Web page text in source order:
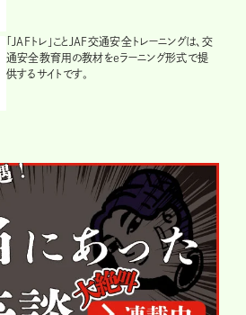
「JAFトレ」ことJAF交通安全トレーニングは、交
通安全教育用の教材をeラーニング形式で提
供するサイトです。